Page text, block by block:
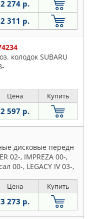
2 274 р.
2 311 р.
колодок SUBARU
Цена Купить
2 597 р.
дисковые передн
02-, IMPREZA 00-,
00-, LEGACY IV 03-,
Цена Купить
3 273 р.